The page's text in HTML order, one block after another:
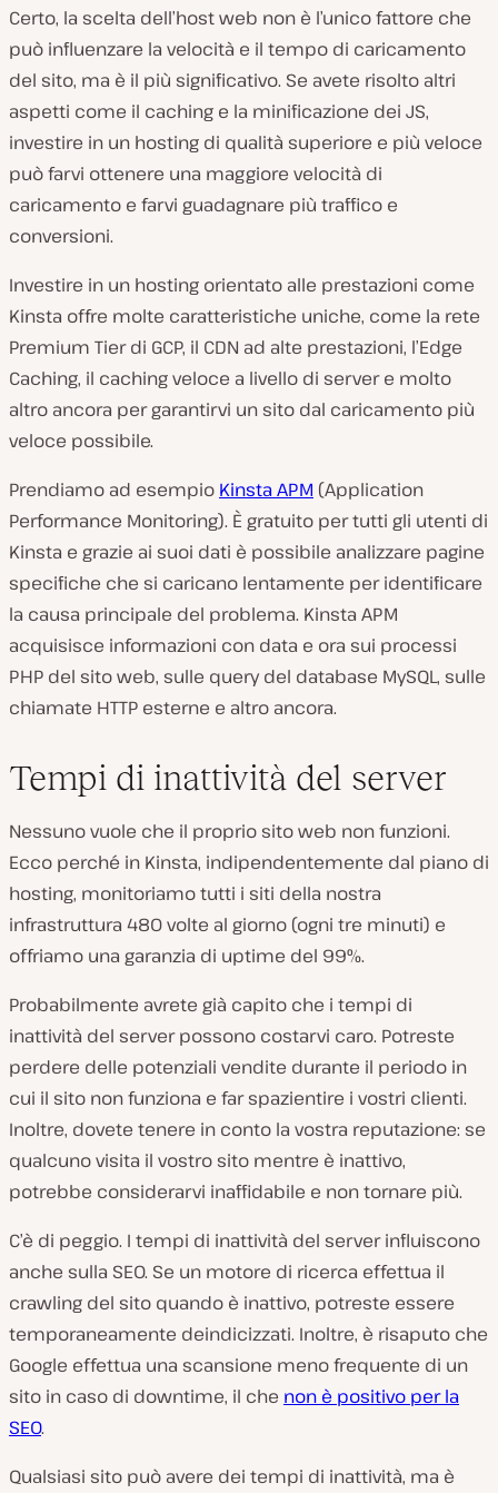
Certo, la scelta dell’host web non è l’unico fattore che
può influenzare la velocità e il tempo di caricamento
del sito, ma è il più significativo. Se avete risolto altri
aspetti come il caching e la minificazione dei JS,
investire in un hosting di qualità superiore e più veloce
può farvi ottenere una maggiore velocità di
caricamento e farvi guadagnare più traffico e
conversioni.
Investire in un hosting orientato alle prestazioni come
Kinsta offre molte caratteristiche uniche, come la rete
Premium Tier di GCP, il CDN ad alte prestazioni, l’Edge
Caching, il caching veloce a livello di server e molto
altro ancora per garantirvi un sito dal caricamento più
veloce possibile.
Prendiamo ad esempio Kinsta APM (Application
Performance Monitoring). È gratuito per tutti gli utenti di
Kinsta e grazie ai suoi dati è possibile analizzare pagine
specifiche che si caricano lentamente per identificare
la causa principale del problema. Kinsta APM
acquisisce informazioni con data e ora sui processi
PHP del sito web, sulle query del database MySQL, sulle
chiamate HTTP esterne e altro ancora.
Tempi di inattività del server
Nessuno vuole che il proprio sito web non funzioni.
Ecco perché in Kinsta, indipendentemente dal piano di
hosting, monitoriamo tutti i siti della nostra
infrastruttura 480 volte al giorno (ogni tre minuti) e
offriamo una garanzia di uptime del 99%.
Probabilmente avrete già capito che i tempi di
inattività del server possono costarvi caro. Potreste
perdere delle potenziali vendite durante il periodo in
cui il sito non funziona e far spazientire i vostri clienti.
Inoltre, dovete tenere in conto la vostra reputazione: se
qualcuno visita il vostro sito mentre è inattivo,
potrebbe considerarvi inaffidabile e non tornare più.
C’è di peggio. I tempi di inattività del server influiscono
anche sulla SEO. Se un motore di ricerca effettua il
crawling del sito quando è inattivo, potreste essere
temporaneamente deindicizzati. Inoltre, è risaputo che
Google effettua una scansione meno frequente di un
sito in caso di downtime, il che non è positivo per la
SEO.
Qualsiasi sito può avere dei tempi di inattività, ma è